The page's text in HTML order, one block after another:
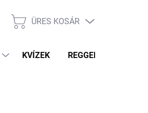
KOSÁR
ÜRES KOSÁR
KVÍZEK REGGELI PRÓFÉTA